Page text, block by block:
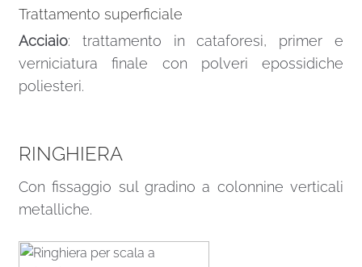
Trattamento superficiale
Acciaio: trattamento in cataforesi, primer e
verniciatura finale con polveri epossidiche
poliesteri.
RINGHIERA
Con fissaggio sul gradino a colonnine verticali
metalliche.